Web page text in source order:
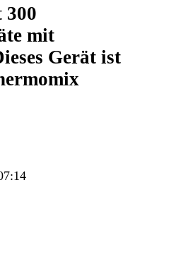
300
mit
Gerät ist